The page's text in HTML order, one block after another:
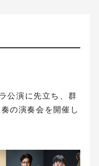
公演に先立ち、群
の演奏会を開催し